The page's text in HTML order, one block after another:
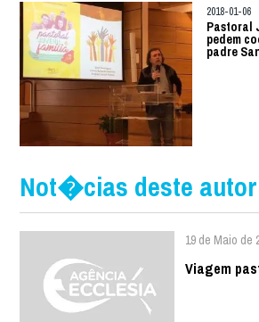
2018-01-06
Pastoral
pedem
padre
Not�cias deste autor
19 de Maio de
Viagem